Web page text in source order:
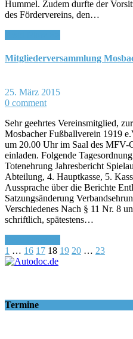
Hummel. Zudem durfte der
des Fördervereins, den…
Mitgliederversammlung
25. März 2015
0 comment
Sehr geehrtes Vereinsmitglied,
Mosbacher Fußballverein 1919
um 20.00 Uhr im Saal des MFV-
einladen. Folgende
Totenehrung Jahresbericht
Abteilung, 4. Hauptkasse, 5.
Aussprache über die Berichte
Satzungsänderung
Verschiedenes Nach § 11 Nr. 8
schriftlich, spätestens…
1 … 16 17 18 19 20 … 23
Termine